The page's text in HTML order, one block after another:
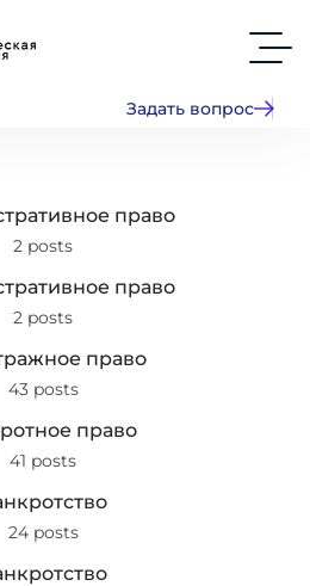
Задать вопрос
право
2 posts
право
2 posts
право
43 posts
право
41 posts
24 posts